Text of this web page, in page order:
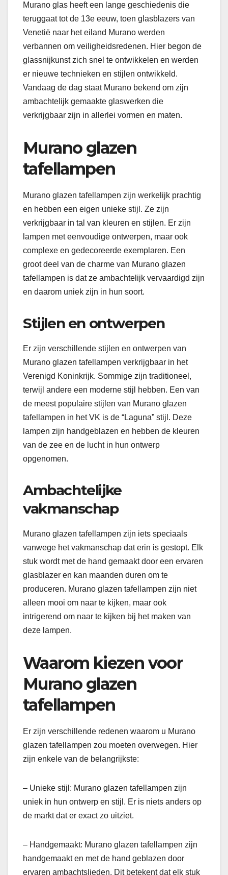
Murano glas heeft een lange geschiedenis die
teruggaat tot de 13e eeuw, toen glasblazers van
Venetië naar het eiland Murano werden
verbannen om veiligheidsredenen. Hier begon de
glassnijkunst zich snel te ontwikkelen en werden
er nieuwe technieken en stijlen ontwikkeld.
Vandaag de dag staat Murano bekend om zijn
ambachtelijk gemaakte glaswerken die
verkrijgbaar zijn in allerlei vormen en maten.
Murano glazen
tafellampen
Murano glazen tafellampen zijn werkelijk prachtig
en hebben een eigen unieke stijl. Ze zijn
verkrijgbaar in tal van kleuren en stijlen. Er zijn
lampen met eenvoudige ontwerpen, maar ook
complexe en gedecoreerde exemplaren. Een
groot deel van de charme van Murano glazen
tafellampen is dat ze ambachtelijk vervaardigd zijn
en daarom uniek zijn in hun soort.
Stijlen en ontwerpen
Er zijn verschillende stijlen en ontwerpen van
Murano glazen tafellampen verkrijgbaar in het
Verenigd Koninkrijk. Sommige zijn traditioneel,
terwijl andere een moderne stijl hebben. Een van
de meest populaire stijlen van Murano glazen
tafellampen in het VK is de “Laguna” stijl. Deze
lampen zijn handgeblazen en hebben de kleuren
van de zee en de lucht in hun ontwerp
opgenomen.
Ambachtelijke
vakmanschap
Murano glazen tafellampen zijn iets speciaals
vanwege het vakmanschap dat erin is gestopt. Elk
stuk wordt met de hand gemaakt door een ervaren
glasblazer en kan maanden duren om te
produceren. Murano glazen tafellampen zijn niet
alleen mooi om naar te kijken, maar ook
intrigerend om naar te kijken bij het maken van
deze lampen.
Waarom kiezen voor
Murano glazen
tafellampen
Er zijn verschillende redenen waarom u Murano
glazen tafellampen zou moeten overwegen. Hier
zijn enkele van de belangrijkste:
– Unieke stijl: Murano glazen tafellampen zijn
uniek in hun ontwerp en stijl. Er is niets anders op
de markt dat er exact zo uitziet.
– Handgemaakt: Murano glazen tafellampen zijn
handgemaakt en met de hand geblazen door
ervaren ambachtslieden. Dit betekent dat elk stuk